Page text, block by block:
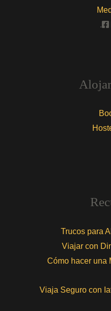
.
Trucos para
Viajar con
Cómo hacer una
Viaja Seguro con